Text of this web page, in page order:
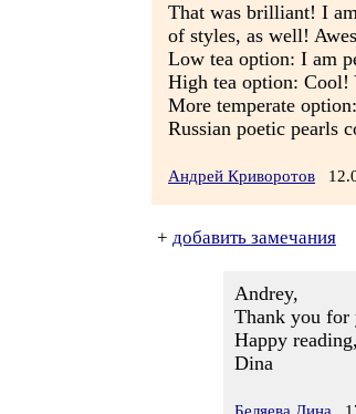
That was brilliant! I
of styles, as well!
Low tea option: I am
High tea option:
More temperate
Russian poetic pearls
Андрей Криворотов
+ добавить замечания
Andrey,
Thank you for
Happy reading,
Dina